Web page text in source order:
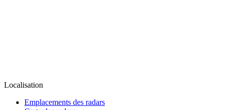
Localisation
Emplacements des radars